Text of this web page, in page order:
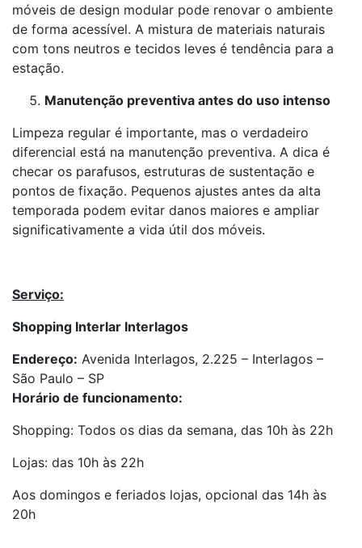
móveis de design modular pode renovar o ambiente
de forma acessível. A mistura de materiais naturais
com tons neutros e tecidos leves é tendência para a
estação.
Manutenção preventiva antes do uso intenso
Limpeza regular é importante, mas o verdadeiro
diferencial está na manutenção preventiva. A dica é
checar os parafusos, estruturas de sustentação e
pontos de fixação. Pequenos ajustes antes da alta
temporada podem evitar danos maiores e ampliar
significativamente a vida útil dos móveis.
Serviço:
Shopping Interlar Interlagos
Endereço: Avenida Interlagos, 2.225 – Interlagos –
São Paulo – SP
Horário de funcionamento:
Shopping: Todos os dias da semana, das 10h às 22h
Lojas: das 10h às 22h
Aos domingos e feriados lojas, opcional das 14h às
20h